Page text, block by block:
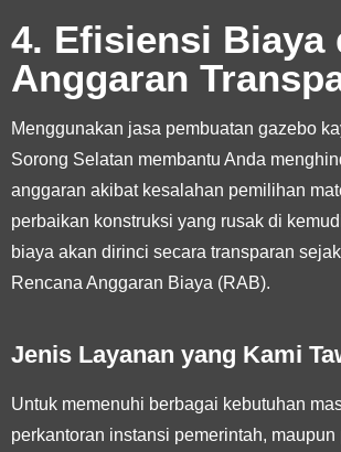
4. Efisiensi Biaya
Anggaran
Menggunakan jasa pembuatan gazebo
Sorong Selatan membantu Anda
anggaran akibat kesalahan pemilihan
perbaikan konstruksi yang rusak di
biaya akan dirinci secara transparan
Rencana Anggaran Biaya (RAB).
Jenis Layanan yang Kami
Untuk memenuhi berbagai kebutuhan
perkantoran instansi pemerintah,